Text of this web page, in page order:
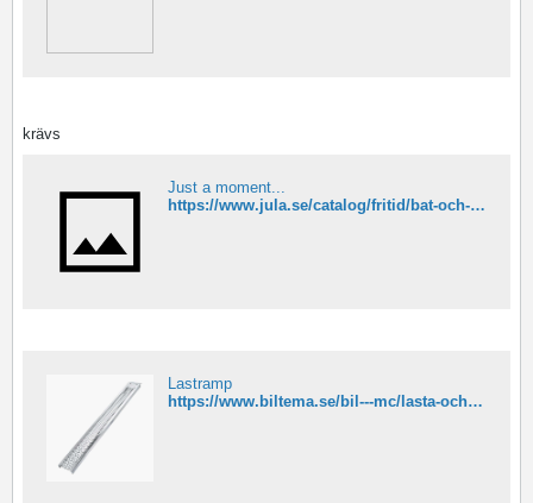
krävs
Just a moment...
https://www.jula.se/catalog/fritid/bat-och-marin/battillbehor/beslag/u-bult-650544/
Lastramp
https://www.biltema.se/bil---mc/lasta-och-dra/lastramper/lastramp-1-st-2000041958